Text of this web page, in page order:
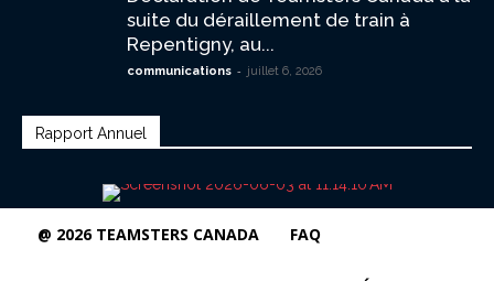
suite du déraillement de train à
Repentigny, au...
communications - juillet 6, 2026
Rapport Annuel
@ 2026 TEAMSTERS CANADA FAQ